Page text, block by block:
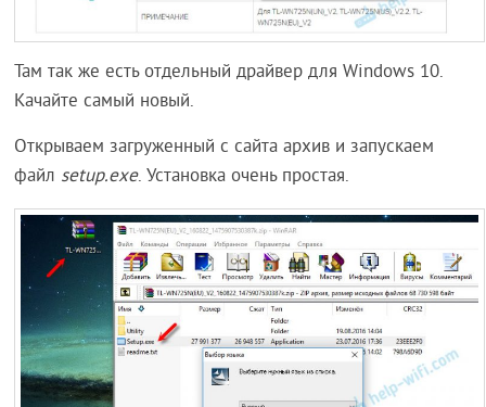
Там так же есть отдельный драйвер для Windows 10.
Качайте самый новый.
Открываем загруженный с сайта архив и запускаем
файл setup.exe. Установка очень простая.